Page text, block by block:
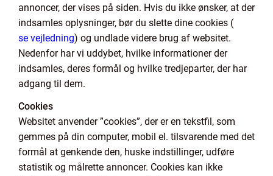
annoncer, der vises på siden. Hvis du ikke ønsker, at der
indsamles oplysninger, bør du slette dine cookies (
se vejledning) og undlade videre brug af websitet.
Nedenfor har vi uddybet, hvilke informationer der
indsamles, deres formål og hvilke tredjeparter, der har
adgang til dem.
Cookies
Websitet anvender ”cookies”, der er en tekstfil, som
gemmes på din computer, mobil el. tilsvarende med det
formål at genkende den, huske indstillinger, udføre
statistik og målrette annoncer. Cookies kan ikke